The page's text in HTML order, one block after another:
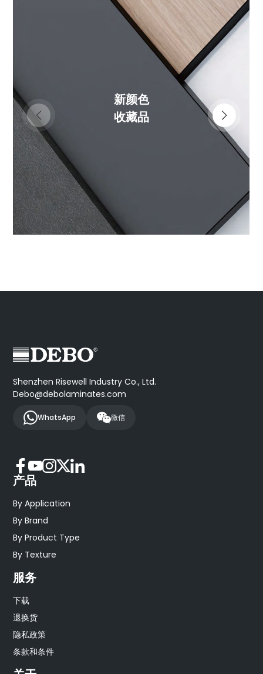
新颜色
收藏品
Shenzhen Risewell Industry Co., Ltd.
Debo@debolaminates.com
WhatsApp 微信
产品
By Application
By Brand
By Product Type
By Texture
服务
下载
退换货
隐私政策
条款和条件